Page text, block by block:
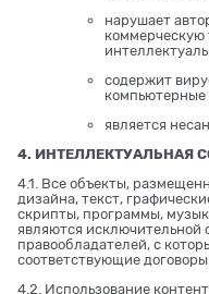
нарушает
коммерческую
содержит
компьютерные
является
4. ИНТЕЛЛЕКТУАЛЬНАЯ
4.1. Все объекты,
дизайна, текст,
скрипты, программы,
являются
правообладателей, с
соответствующие договоры.
4.2. Использование